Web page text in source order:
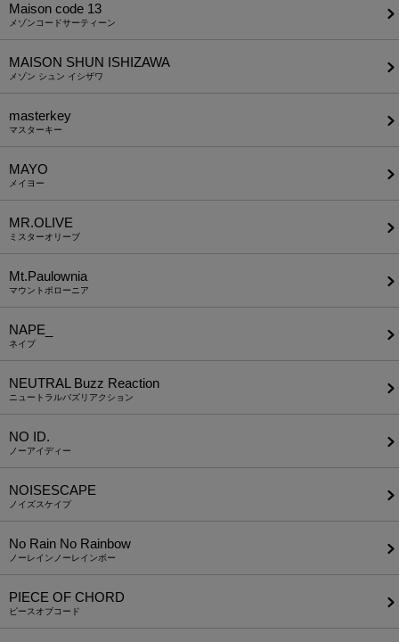
Maison code 13
メゾンコードサーティーン
MAISON SHUN ISHIZAWA
メゾン シュン イシザワ
masterkey
マスターキー
MAYO
メイヨー
MR.OLIVE
ミスターオリーブ
Mt.Paulownia
マウントポローニア
NAPE_
ネイプ
NEUTRAL Buzz Reaction
ニュートラルバズリアクション
NO ID.
ノーアイディー
NOISESCAPE
ノイズスケイプ
No Rain No Rainbow
ノーレインノーレインボー
PIECE OF CHORD
ピースオブコード